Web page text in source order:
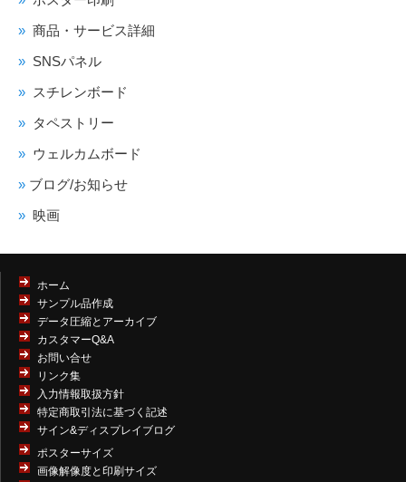
商品・サービス詳細
SNSパネル
スチレンボード
タペストリー
ウェルカムボード
ブログ/お知らせ
映画
ホーム
サンプル品作成
データ圧縮とアーカイブ
カスタマーQ&A
お問い合せ
リンク集
入力情報取扱方針
特定商取引法に基づく記述
サイン&ディスプレイブログ
ポスターサイズ
画像解像度と印刷サイズ